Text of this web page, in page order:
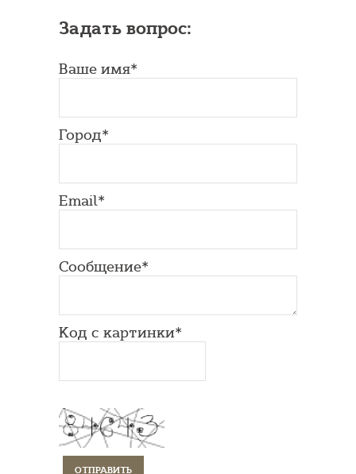
Задать вопрос:
Ваше имя*
Город*
Email*
Сообщение*
Код с картинки*